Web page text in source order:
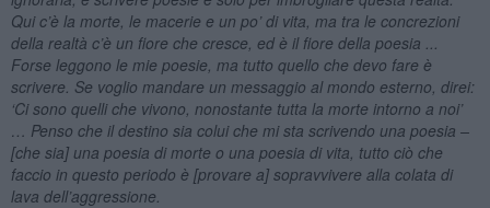
Qui c’è la morte, le macerie e un po’ di vita, ma tra le concrezioni
della realtà c’è un fiore che cresce, ed è il fiore della poesia ...
Forse leggono le mie poesie, ma tutto quello che devo fare è
scrivere. Se voglio mandare un messaggio al mondo esterno, direi:
‘Ci sono quelli che vivono, nonostante tutta la morte intorno a noi’
… Penso che il destino sia colui che mi sta scrivendo una poesia –
[che sia] una poesia di morte o una poesia di vita, tutto ciò che
faccio in questo periodo è [provare a] sopravvivere alla colata di
lava dell’aggressione.